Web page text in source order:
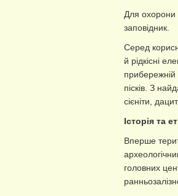
Для охорони
заповідник.
Серед
й рідкісні
прибережній
пісків. З
сієніти,
Історія та е
Вперше
головних